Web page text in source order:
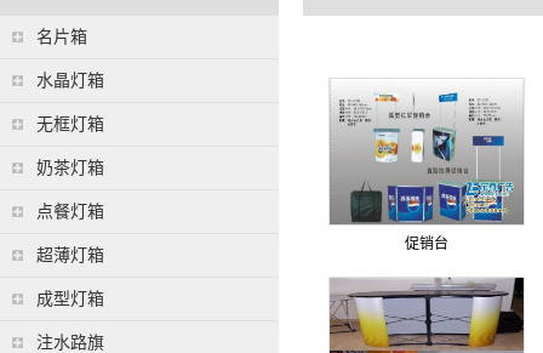
名片箱
水晶灯箱
无框灯箱
奶茶灯箱
点餐灯箱
超薄灯箱
成型灯箱
注水路旗
促销台